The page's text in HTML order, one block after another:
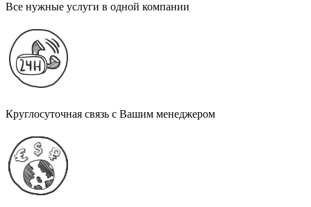
Все нужные услуги в одной компании
Круглосуточная связь с Вашим менеджером